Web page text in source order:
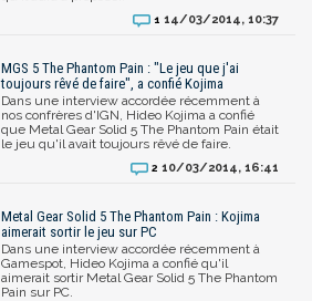
1 14/03/2014, 10:37
MGS 5 The Phantom Pain : "Le jeu que j'ai
toujours rêvé de faire", a confié Kojima
Dans une interview accordée récemment à
nos confrères d'IGN, Hideo Kojima a confié
que Metal Gear Solid 5 The Phantom Pain était
le jeu qu'il avait toujours rêvé de faire.
2 10/03/2014, 16:41
Metal Gear Solid 5 The Phantom Pain : Kojima
aimerait sortir le jeu sur PC
Dans une interview accordée récemment à
Gamespot, Hideo Kojima a confié qu'il
aimerait sortir Metal Gear Solid 5 The Phantom
Pain sur PC.